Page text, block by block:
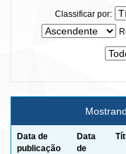
Classificar por:
Data de
publicação
Data
de